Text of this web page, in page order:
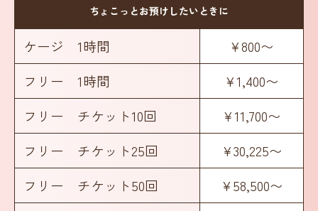
ちょこっとお預けしたいときに
ケージ 1時間
¥800〜
フリー 1時間
¥1,400〜
フリー チケット10回
¥11,700〜
フリー チケット25回
¥30,225〜
フリー チケット50回
¥58,500〜